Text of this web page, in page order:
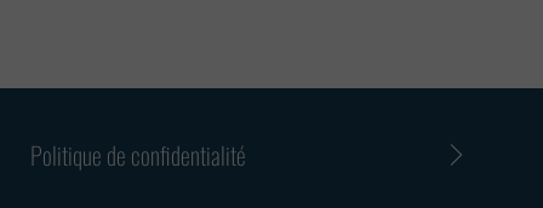
Politique de confidentialité